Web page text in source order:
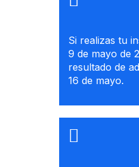
Si realizas tu
9 de mayo de
resultado de
16 de mayo.